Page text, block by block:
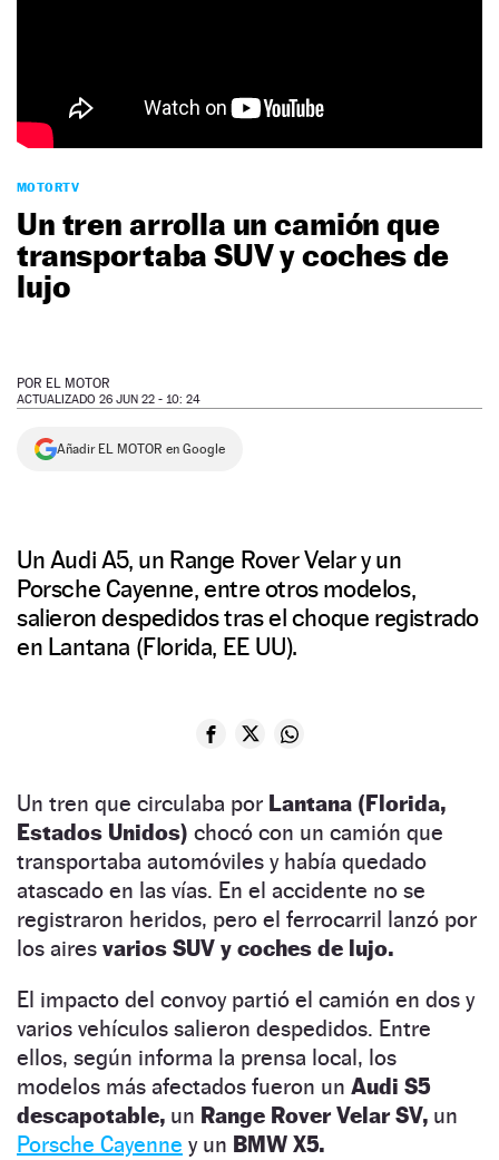
MOTORTV
Un tren arrolla un camión que
transportaba SUV y coches de
lujo
POR EL MOTOR
ACTUALIZADO 26 JUN 22 - 10: 24
Añadir EL MOTOR en Google
Un Audi A5, un Range Rover Velar y un
Porsche Cayenne, entre otros modelos,
salieron despedidos tras el choque registrado
en Lantana (Florida, EE UU).
Un tren que circulaba por Lantana (Florida,
Estados Unidos) chocó con un camión que
transportaba automóviles y había quedado
atascado en las vías. En el accidente no se
registraron heridos, pero el ferrocarril lanzó por
los aires varios SUV y coches de lujo.
El impacto del convoy partió el camión en dos y
varios vehículos salieron despedidos. Entre
ellos, según informa la prensa local, los
modelos más afectados fueron un Audi S5
descapotable, un Range Rover Velar SV, un
Porsche Cayenne y un BMW X5.